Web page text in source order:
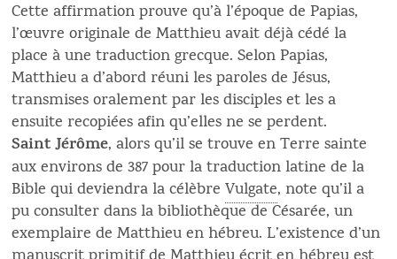
Cette affirmation prouve qu’à l’époque de Papias,
l’œuvre originale de Matthieu avait déjà cédé la
place à une traduction grecque. Selon Papias,
Matthieu a d’abord réuni les paroles de Jésus,
transmises oralement par les disciples et les a
ensuite recopiées afin qu’elles ne se perdent.
Saint Jérôme, alors qu’il se trouve en Terre sainte
aux environs de 387 pour la traduction latine de la
Bible qui deviendra la célèbreVulgate, note qu’il a
pu consulter dans la bibliothèque de Césarée, un
exemplaire de Matthieu en hébreu. L’existence d’un